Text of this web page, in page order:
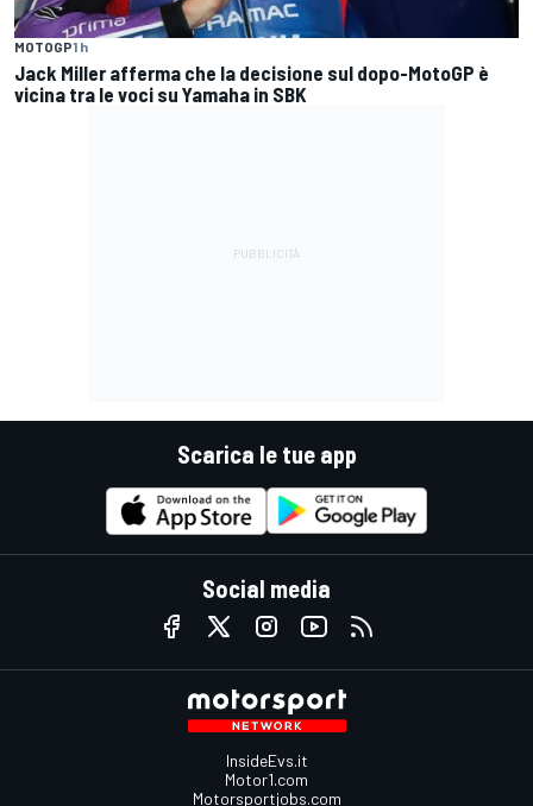
MOTOGP1 h
Jack Miller afferma che la decisione sul dopo-MotoGP è
vicina tra le voci su Yamaha in SBK
Scarica le tue app
Social media
InsideEvs.it
Motor1.com
Motorsportjobs.com